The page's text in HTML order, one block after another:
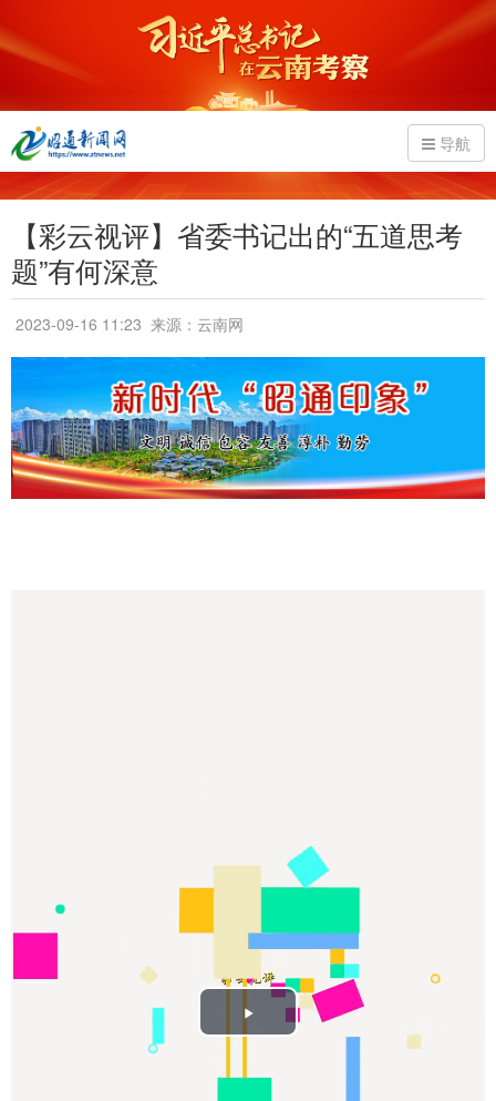
导航
【彩云视评】省委书记出的“五道思考
题”有何深意
2023-09-16 11:23 来源：云南网
Play